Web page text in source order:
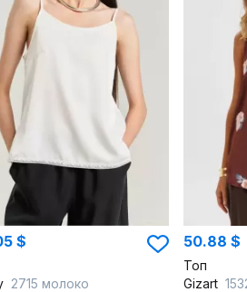
$
2715 молоко
50.88 $
Топ
Gizart